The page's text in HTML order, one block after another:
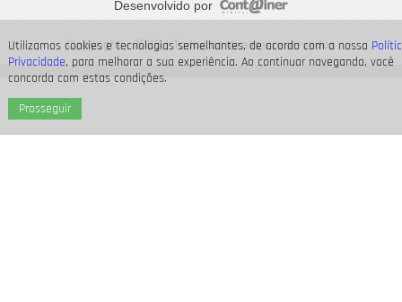
Utilizamos cookies e tecnologias semelhantes, de acordo com a nossa
Privacidade, para melhorar a sua experiência. Ao continuar navegando, você
concorda com estas condições.
Prosseguir
Relembre os amores - eaffairs- de Shawn Mendes
Desenvolvido por
Copyright - 2026 | Todos os direitos reservados